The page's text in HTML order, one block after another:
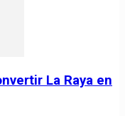
La Raya en